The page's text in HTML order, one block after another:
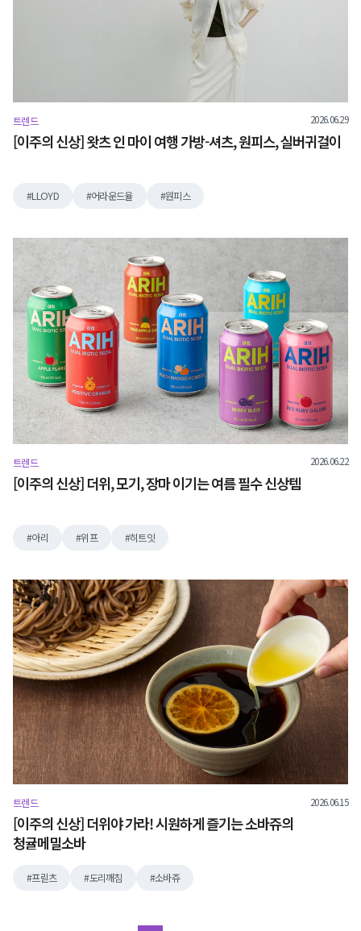
트렌드 2026.06.29
[이주의 신상] 왓츠 인 마이 여행 가방-셔츠, 원피스, 실버귀걸이
LLOYD 어라운드율 원피스
트렌드 2026.06.22
[이주의 신상] 더위, 모기, 장마 이기는 여름 필수 신상템
아리 위프 히트잇
트렌드 2026.06.15
[이주의 신상] 더위야 가라! 시원하게 즐기는 소바쥬의
청귤메밀소바
프릳츠 도리깨침 소바쥬